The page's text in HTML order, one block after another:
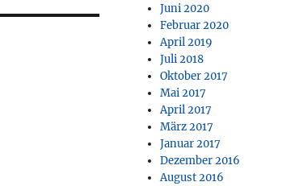
Juni 2020
Februar 2020
April 2019
Juli 2018
Oktober 2017
Mai 2017
April 2017
März 2017
Januar 2017
Dezember 2016
August 2016